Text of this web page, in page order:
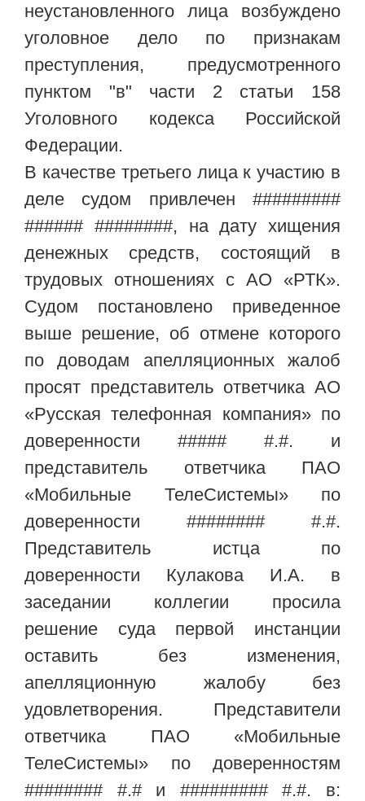
неустановленного лица возбуждено
уголовное дело по признакам
преступления, предусмотренного
пунктом "в" части 2 статьи 158
Уголовного кодекса Российской
Федерации.
В качестве третьего лица к участию в
деле судом привлечен #########
###### ########, на дату хищения
денежных средств, состоящий в
трудовых отношениях с АО «РТК».
Судом постановлено приведенное
выше решение, об отмене которого
по доводам апелляционных жалоб
просят представитель ответчика АО
«Русская телефонная компания» по
доверенности ##### #.#. и
представитель ответчика ПАО
«Мобильные ТелеСистемы» по
доверенности ######## #.#.
Представитель истца по
доверенности Кулакова И.А. в
заседании коллегии просила
решение суда первой инстанции
оставить без изменения,
апелляционную жалобу без
удовлетворения. Представители
ответчика ПАО «Мобильные
ТелеСистемы» по доверенностям
######## #.# и ######### #.#. в: